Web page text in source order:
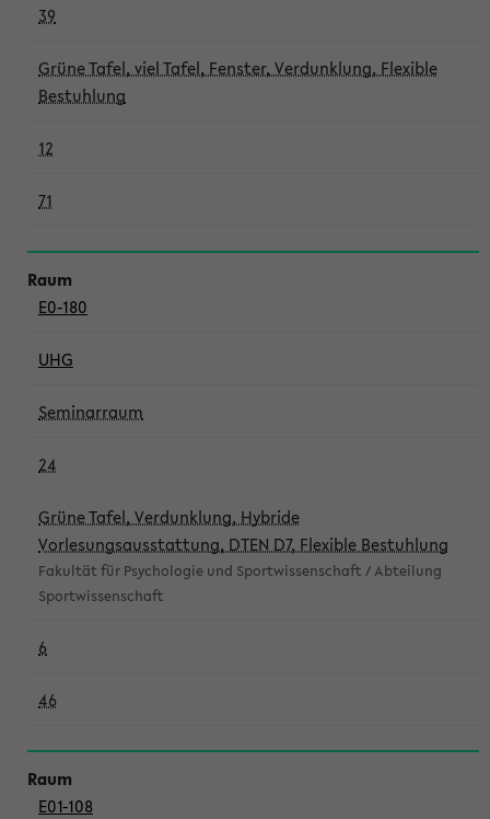
39
Grüne Tafel, viel Tafel, Fenster, Verdunklung, Flexible
Bestuhlung
12
71
E0-180
UHG
Seminarraum
24
Grüne Tafel, Verdunklung, Hybride
Vorlesungsausstattung, DTEN D7, Flexible Bestuhlung
Fakultät für Psychologie und Sportwissenschaft / Abteilung
Sportwissenschaft
6
46
E01-108